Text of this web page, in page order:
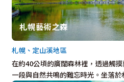
札幌藝術之森
在約40公頃的廣闊森林裡，透過觸
一段與自然共鳴的難忘時光。坐落
札幌、定山溪地區